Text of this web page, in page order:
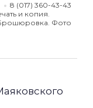
8 (017) 360-43-43
и копия.
Фото